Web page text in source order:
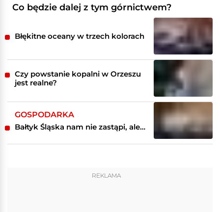
Co będzie dalej z tym górnictwem?
Błękitne oceany w trzech kolorach
Czy powstanie kopalni w Orzeszu
jest realne?
GOSPODARKA
Bałtyk Śląska nam nie zastąpi, ale…
REKLAMA